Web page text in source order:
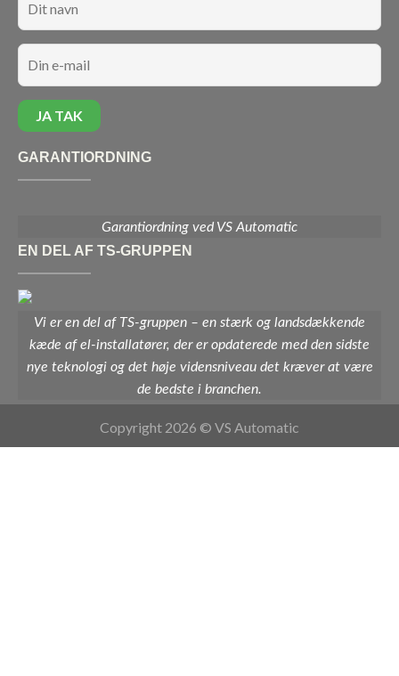
GARANTIORDNING
Garantiordning ved VS Automatic
EN DEL AF TS-GRUPPEN
Vi er en del af TS-gruppen – en stærk og landsdækkende
kæde af el-installatører, der er opdaterede med den sidste
nye teknologi og det høje vidensniveau det kræver at være
de bedste i branchen.
Copyright 2026 © VS Automatic